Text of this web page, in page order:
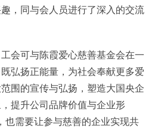
，同与会人员进行了深入的交流
会可与陈霞爱心慈善基金会在一
弘扬正能量，为社会奉献更多爱
围的宣传与弘扬，塑造大国央企
提升公司品牌价值与企业形
也需要让参与慈善的企业实现共